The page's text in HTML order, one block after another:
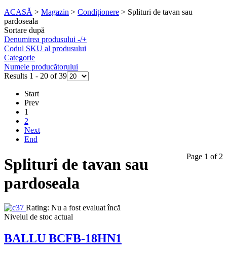
ACASĂ > Magazin > Condiționere > Splituri de tavan sau
pardoseala
Sortare după
Denumirea produsului -/+
Codul SKU al produsului
Categorie
Numele producătorului
Results 1 - 20 of 39
Start
Prev
1
2
Next
End
Page 1 of 2
Splituri de tavan sau
pardoseala
Rating: Nu a fost evaluat încă
Nivelul de stoc actual
BALLU BCFB-18HN1